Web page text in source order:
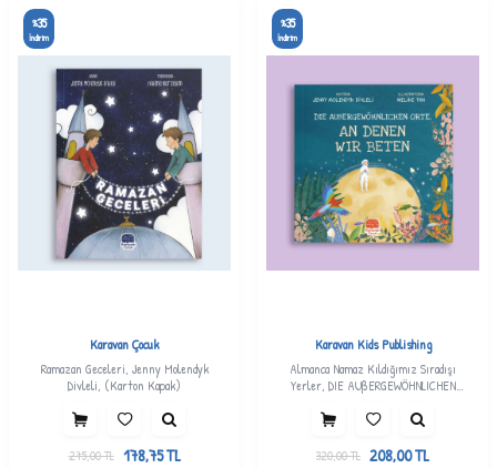
%35
İndirim
Karavan Çocuk
Ramazan Geceleri, Jenny Molendyk
Divleli, (Karton Kapak)
275,00TL 178,75TL
%35
İndirim
Karavan Kids Publishing
Almanca Namaz Kıldığımız Sıradışı
Yerler, DIE AUßERGEWÖHNLICHEN
Molendyk Divleli
320,00TL 208,00TL